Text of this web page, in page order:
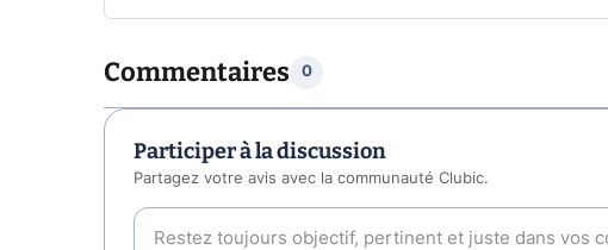
Commentaires 0
Participer à la discussion
Partagez votre avis avec la communauté Clubic.